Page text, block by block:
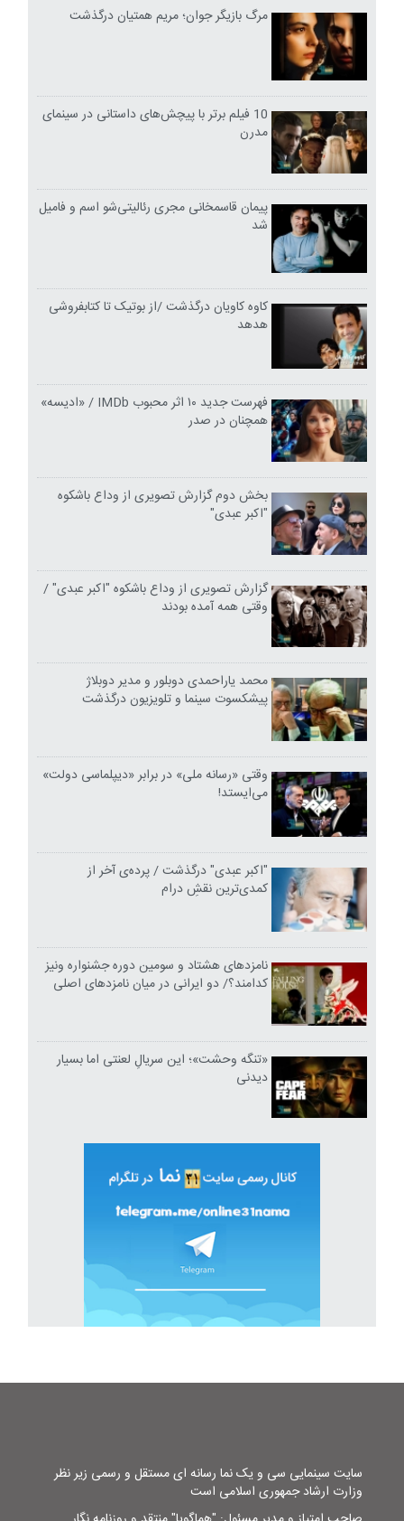
مرگ بازیگر جوان؛ مریم همتیان درگذشت
10 فیلم برتر با پیچش‌های داستانی در سینمای
مدرن
پیمان قاسمخانی مجری رئالیتی‌شو اسم و فامیل
شد
کاوه کاویان درگذشت /از بوتیک تا کتابفروشی
هدهد
فهرست جدید ۱۰ اثر محبوب IMDb / «ادیسه»
همچنان در صدر
بخش دوم گزارش تصویری از وداع باشکوه
"اکبر عبدی"
گزارش تصویری از وداع باشکوه "اکبر عبدی" /
وقتی همه آمده بودند
محمد یاراحمدی دوبلور و مدیر دوبلاژ
پیشکسوت سینما و تلویزیون درگذشت
وقتی «رسانه ملی» در برابر «دیپلماسی دولت»
می‌ایستد!
"اکبر عبدی" درگذشت / پرده‌ی آخر از
کمدی‌ترین نقشِ درام
نامزدهای هشتاد و سومین دوره جشنواره ونیز
کدامند؟/ دو ایرانی در میان نامزدهای اصلی
«تنگه وحشت»؛ این سریالِ لعنتی اما بسیار
دیدنی
سایت سینمایی سی و یک نما رسانه ای مستقل و رسمی زیر نظر
وزارت ارشاد جمهوری اسلامی است